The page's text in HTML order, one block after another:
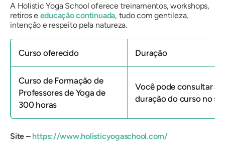
A Holistic Yoga School oferece treinamentos, workshops,
retiros e educação continuada, tudo com gentileza,
intenção e respeito pela natureza.
Curso oferecido Duração
Curso de Formação de
Professores de Yoga de
300 horas
Você pode consultar a
duração do curso no
Site – https://www.holisticyogaschool.com/